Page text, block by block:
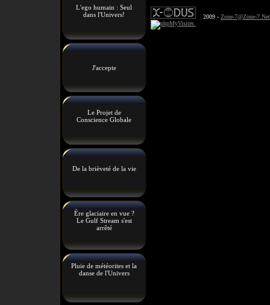
L'ego humain : Seul
dans l'Univers!
J'accepte
Le Projet de
Conscience Globale
De la brièveté de la vie
Ère glaciaire en vue ?
Le Gulf Stream s'est
arrêté
Pluie de météorites et la
danse de l'Univers
2009 - Zone-7@Zone-7.Net